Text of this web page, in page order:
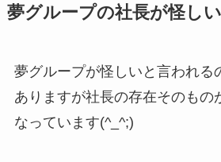
夢グループの社長が怪し
夢グループが怪しいと言われる
ありますが社長の存在そのもの
なっています(^_^;)